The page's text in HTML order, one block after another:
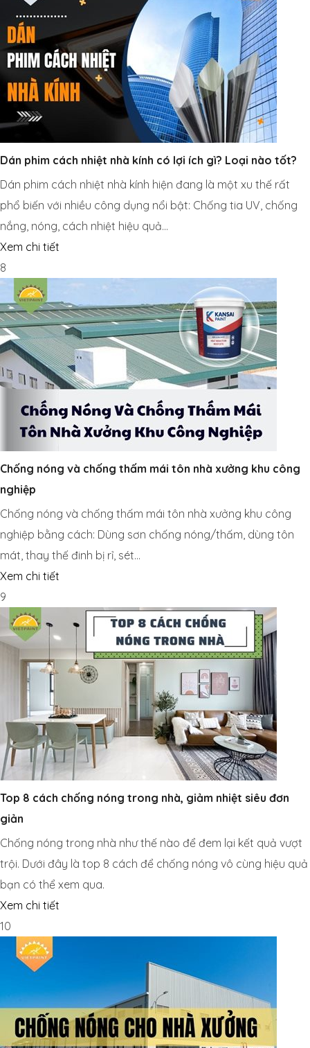
Dán phim cách nhiệt nhà kính có lợi ích gì? Loại nào tốt?
Dán phim cách nhiệt nhà kính hiện đang là một xu thế rất
phổ biến với nhiều công dụng nổi bật: Chống tia UV, chống
nắng, nóng, cách nhiệt hiệu quả…
Xem chi tiết
8
Chống nóng và chống thấm mái tôn nhà xưởng khu công
nghiệp
Chống nóng và chống thấm mái tôn nhà xưởng khu công
nghiệp bằng cách: Dùng sơn chống nóng/thấm, dùng tôn
mát, thay thế đinh bị rỉ, sét…
Xem chi tiết
9
Top 8 cách chống nóng trong nhà, giảm nhiệt siêu đơn
giản
Chống nóng trong nhà như thế nào để đem lại kết quả vượt
trội. Dưới đây là top 8 cách để chống nóng vô cùng hiệu quả
bạn có thể xem qua.
Xem chi tiết
10